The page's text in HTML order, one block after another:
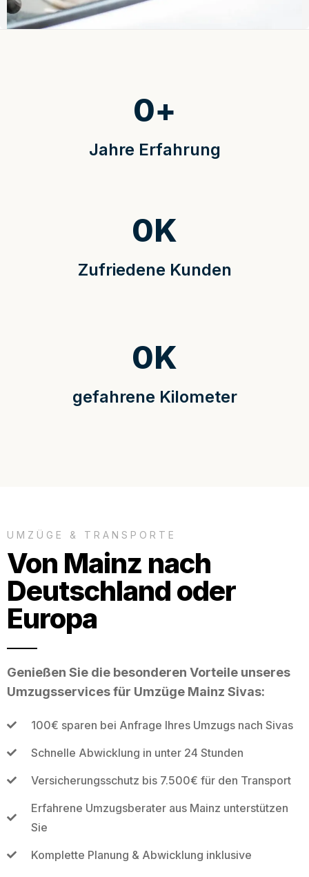
Jahre Erfahrung
0+
Zufriedene Kunden
0K
gefahrene Kilometer
0K
UMZÜGE & TRANSPORTE
Von Mainz nach
Deutschland oder
Europa
Genießen Sie die besonderen Vorteile unseres
Umzugsservices für Umzüge Mainz Sivas:
100€ sparen bei Anfrage Ihres Umzugs nach Sivas
Schnelle Abwicklung in unter 24 Stunden
Versicherungsschutz bis 7.500€ für den Transport
Erfahrene Umzugsberater aus Mainz unterstützen
Sie
Komplette Planung & Abwicklung inklusive